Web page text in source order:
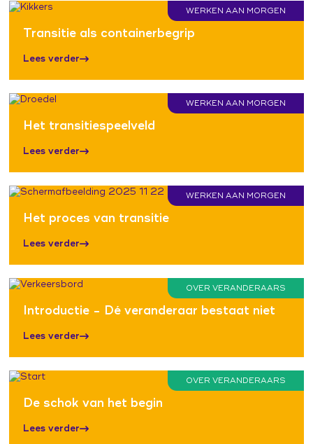
WERKEN AAN MORGEN
Transitie als containerbegrip
Lees verder
WERKEN AAN MORGEN
Het transitiespeelveld
Lees verder
WERKEN AAN MORGEN
Het proces van transitie
Lees verder
OVER VERANDERAARS
Introductie - Dé veranderaar bestaat niet
Lees verder
OVER VERANDERAARS
De schok van het begin
Lees verder